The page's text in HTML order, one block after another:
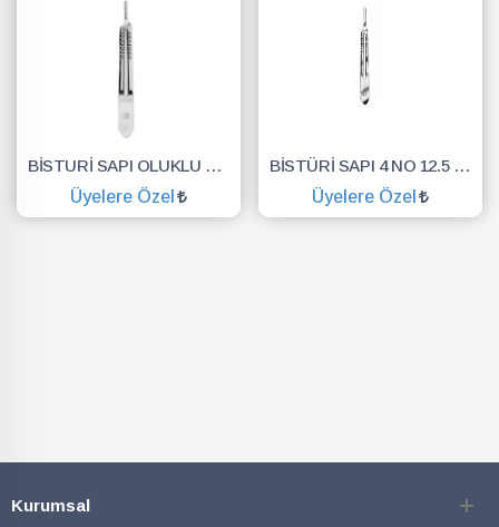
BİSTURİ SAPI OLUKLU NO.3
Üyelere Özel
BİSTÜRİ SAPI 4 NO 12.5 CM
Üyelere Özel
Kurumsal